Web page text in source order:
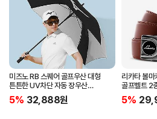
미즈노 RB 스퀘어 골프우산 대형
튼튼한 UV차단 자동 장우산
5LKY22100
5% 32,888원
리카타 볼
골프벨트 2
5%